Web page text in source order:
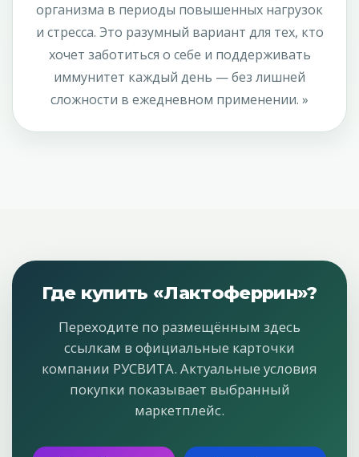
организма в периоды повышенных нагрузок
и стресса. Это разумный вариант для тех, кто
хочет заботиться о себе и поддерживать
иммунитет каждый день — без лишней
сложности в ежедневном применении. »
Где купить «Лактоферрин»?
Переходите по размещённым здесь
ссылкам в официальные карточки
компании РУСВИТА. Актуальные условия
покупки показывает выбранный
маркетплейс.